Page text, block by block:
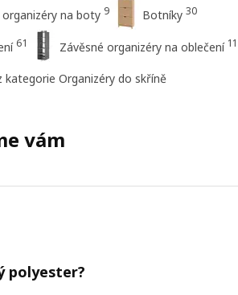
na boty 9 Botníky 30
61 Závěsné organizéry na oblečení 11
kategorie Organizéry do skříně
vám
polyester?